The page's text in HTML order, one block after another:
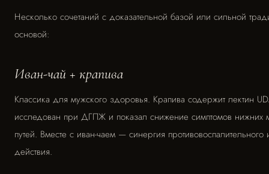
Несколько сочетаний с доказательной базой или сильной
основой:
Иван-чай + крапива
Классика для мужского здоровья. Крапива содержит лектин
исследован при ДГПЖ и показал снижение симптомов нижних
путей. Вместе с иван-чаем — синергия противовоспалительного
действия.